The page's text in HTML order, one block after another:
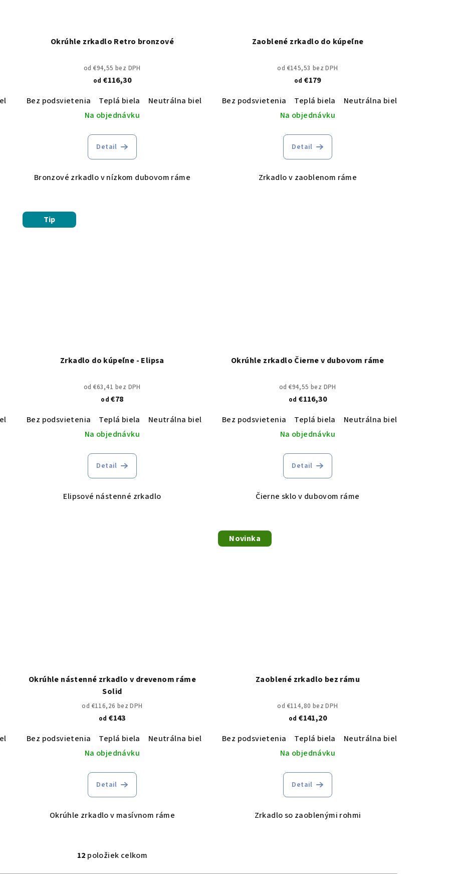
Studená biela
Okrúhle zrkadlo Retro bronzové
od €94,55 bez DPH
od €116,30
Bez podsvietenia
Teplá biela Neutrálna biela
Studená biela
Na objednávku
Detail
Bronzové zrkadlo v nízkom dubovom ráme
Zaoblené zrkadlo do kúpeľne
od €145,53 bez DPH
od €179
Bez podsvietenia
Teplá biela Neutrálna biela
Na objednávku
Detail
Zrkadlo v zaoblenom ráme
Studená biela
Tip
Zrkadlo do kúpeľne - Elipsa
od €63,41 bez DPH
od €78
Bez podsvietenia
Teplá biela Neutrálna biela
Studená biela
Na objednávku
Detail
Elipsové nástenné zrkadlo
Okrúhle zrkadlo Čierne v dubovom ráme
od €94,55 bez DPH
od €116,30
Bez podsvietenia
Teplá biela Neutrálna biela
Na objednávku
Detail
Čierne sklo v dubovom ráme
Studená biela
Okrúhle nástenné zrkadlo v drevenom ráme
Solid
od €116,26 bez DPH
od €143
Bez podsvietenia
Teplá biela Neutrálna biela
Studená biela
Na objednávku
Detail
Okrúhle zrkadlo v masívnom ráme
Novinka
Zaoblené zrkadlo bez rámu
od €114,80 bez DPH
od €141,20
Bez podsvietenia
Teplá biela Neutrálna biela
Na objednávku
Detail
Zrkadlo so zaoblenými rohmi
O
12 položiek celkom